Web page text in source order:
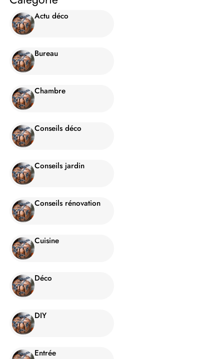
Actu déco
Bureau
Chambre
Conseils déco
Conseils jardin
Conseils rénovation
Cuisine
Déco
DIY
Entrée